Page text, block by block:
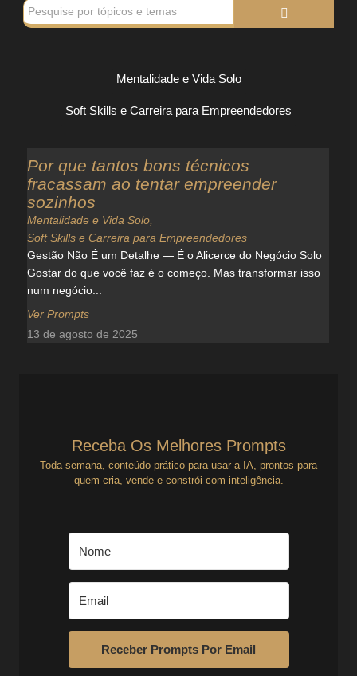
Mentalidade e Vida Solo
Soft Skills e Carreira para Empreendedores
Por que tantos bons técnicos
fracassam ao tentar empreender
sozinhos
Mentalidade e Vida Solo
Soft Skills e Carreira para Empreendedores
Gestão Não É um Detalhe — É o Alicerce do Negócio Solo
Gostar do que você faz é o começo. Mas transformar isso
num negócio...
Ver Prompts
13 de agosto de 2025
Receba Os Melhores Prompts
Toda semana, conteúdo prático para usar a IA, prontos para
quem cria, vende e constrói com inteligência.
Receber Prompts Por Email